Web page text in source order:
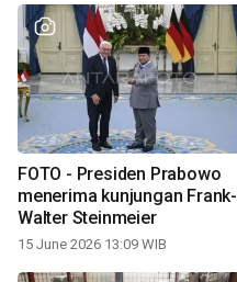
FOTO - Presiden Prabowo
menerima kunjungan Frank-
Walter Steinmeier
15 June 2026 13:09 WIB